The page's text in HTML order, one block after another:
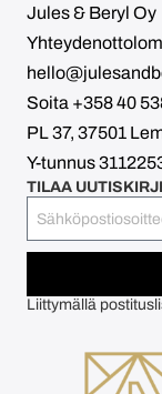
Jules & Beryl Oy
Soita +358 40
PL 37, 37501
Y-tunnus
TILAA
Liittymällä